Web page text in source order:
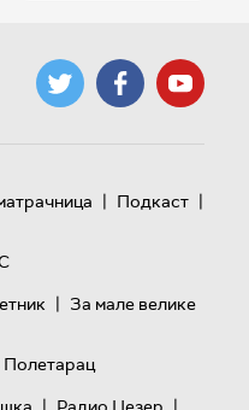
| Подкаст |
| За мале велике